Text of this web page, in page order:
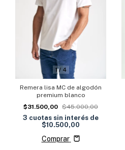
1/ 4
Remera lisa MC de algodón
premium blanco
$31.500,00 $45.000,00
3 cuotas sin interés de
$10.500,00
Comprar